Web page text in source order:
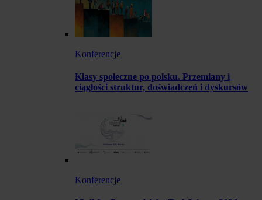
Konferencje
Klasy społeczne po polsku. Przemiany i
ciągłości struktur, doświadczeń i dyskursów
Konferencje